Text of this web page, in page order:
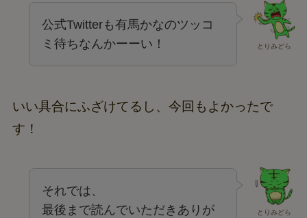
とりみどら
公式Twitterも有馬かなのツッコ
ミ待ちなんかーーい！
いい具合にふざけてるし、今回もよかったで
す！
とりみどら
それでは、
最後まで読んでいただきありが